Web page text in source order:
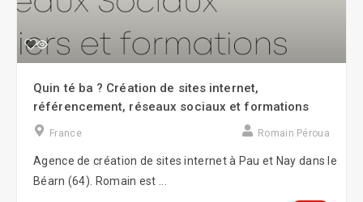
Quin té ba ? Création de sites internet,
référencement, réseaux sociaux et formations
France Romain Péroua
Agence de création de sites internet à Pau et Nay dans le
Béarn (64). Romain est ...